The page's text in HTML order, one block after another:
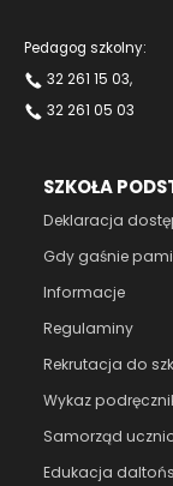
Pedagog szkolny:
32 261 15 03,
32 261 05 03
SZKOŁA
Deklaracja
Gdy gaśnie
Informacje
Regulaminy
Rekrutacja do
Wykaz
Samorząd
Edukacja